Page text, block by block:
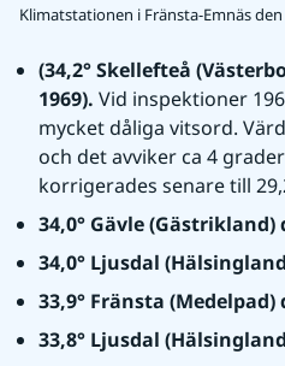
Klimatstationen i Fränsta-Emnäs den
(34,2° Skellefteå
1969). Vid inspektioner
mycket dåliga vitsord.
och det avviker ca 4
korrigerades senare till
34,0° Gävle (Gästrikland)
34,0° Ljusdal
33,9° Fränsta
33,8° Ljusdal